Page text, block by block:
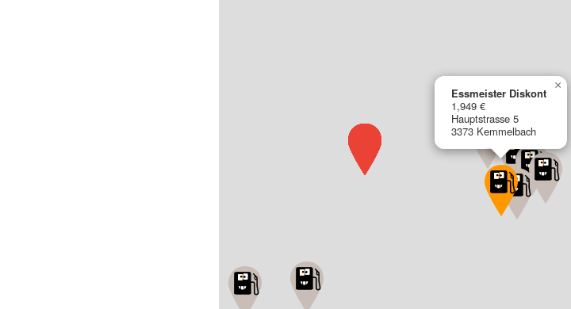
Essmeister Diskont
1,949 €
Hauptstrasse 5
3373 Kemmelbach
×